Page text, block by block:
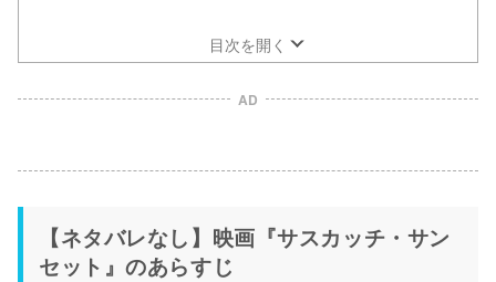
目次を開く
AD
【ネタバレなし】映画『サスカッチ・サン
セット』のあらすじ